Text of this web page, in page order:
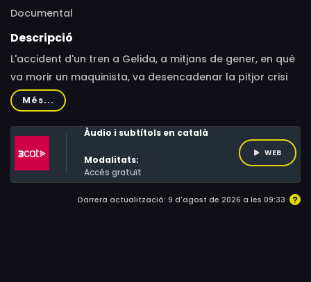
Documental
Descripció
L'accident d'un tren a Gelida, a mitjans de gener, en què
va morir un maquinista, va desencadenar la pitjor crisi
que ha viscut mai Rodalies, amb retards desmesurats,
cancel·lacions, trams sense servei i alguns túnels
tancats durant mesos, a causa d'una revisió exhaustiva
de la infraestructura. Una crisi que ha impactat de ple
en un servei que ja tenia la reputació molt tocada,
després de molts anys d'incidències.
Més...
Àudio i subtítols en català
Modalitats:
Accés gratuït
WEB
Darrera actualització: 9 d'agost de 2026 a les 09:33